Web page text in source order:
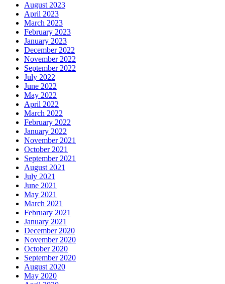
August 2023
April 2023
March 2023
February 2023
January 2023
December 2022
November 2022
September 2022
July 2022
June 2022
May 2022
April 2022
March 2022
February 2022
January 2022
November 2021
October 2021
September 2021
August 2021
July 2021
June 2021
May 2021
March 2021
February 2021
January 2021
December 2020
November 2020
October 2020
September 2020
August 2020
May 2020